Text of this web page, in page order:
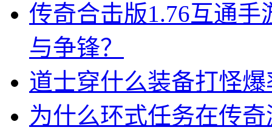
传奇合击版1.76互通
与争锋？
道士穿什么装备打怪
为什么环式任务在传